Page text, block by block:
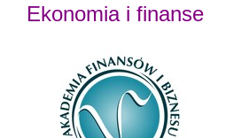
Ekonomia i finanse